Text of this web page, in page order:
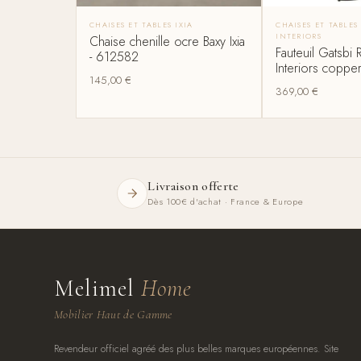
CHAISES ET TABLES IXIA
Chaise chenille ocre Baxy Ixia
- 612582
145,00€
CHAISES ET
INTERIORS
Fauteuil Gatsbi
Interiors
369,00€
Livraison offerte
Dès 100€ d'achat · France & Europe
MelimelHome
Mobilier Haut de Gamme
Revendeur officiel agréé des plus belles marques européennes. Site